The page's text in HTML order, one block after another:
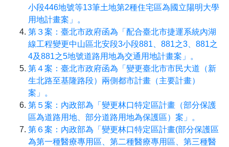
小段446地號等13筆土地第2種住宅區為國立陽明大學
用地計畫案」。
第３案：臺北市政府函為「配合臺北市捷運系統內湖
線工程變更中山區北安段3小段881、881之3、881之
4及881之5地號道路用地為交通用地計畫案」。
第４案：臺北市政府函為「變更臺北市市民大道（新
生北路至基隆路段）兩側都市計畫（主要計畫）
案」。
第５案：內政部為「變更林口特定區計畫（部分保護
區為道路用地、部分道路用地為保護區）案」。
第６案：內政部為「變更林口特定區計畫(部分保護區
為第一種醫療專用區、第二種醫療專用區、第三種醫